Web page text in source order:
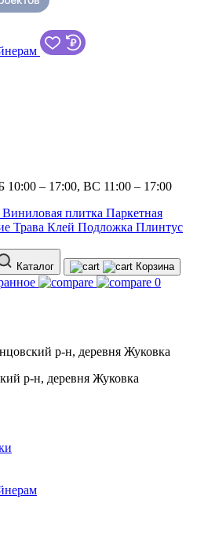
10:00 – 17:00, ВС 11:00 – 17:00
Виниловая плитка Паркетная
Трава Клей Подложка Плинтус
Каталог Корзина
0
р-н, деревня Жуковка
р-н, деревня Жуковка